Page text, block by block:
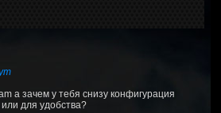
а зачем у тебя снизу конфигурация
для удобства?